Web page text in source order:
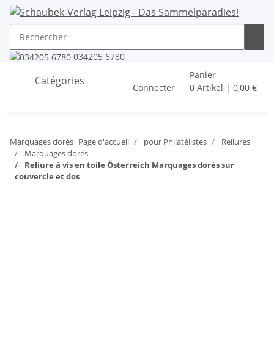
034205 6780
Catégories
Connecter
Panier
0 Artikel | 0,00 €
Marquages dorés Page d'accueil pour Philatélistes
Reliures
Marquages dorés
Reliure à vis en toile Österreich Marquages dorés sur
couvercle et dos